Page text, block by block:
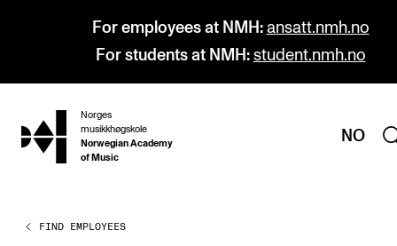
For employees at NMH: ansatt.nmh.no
For students at NMH: student.nmh.no
hjem
Norges
musikkhøgskole
Norwegian Academy
of Music
NO
PROGRAMMES
FIND EMPLOYEES